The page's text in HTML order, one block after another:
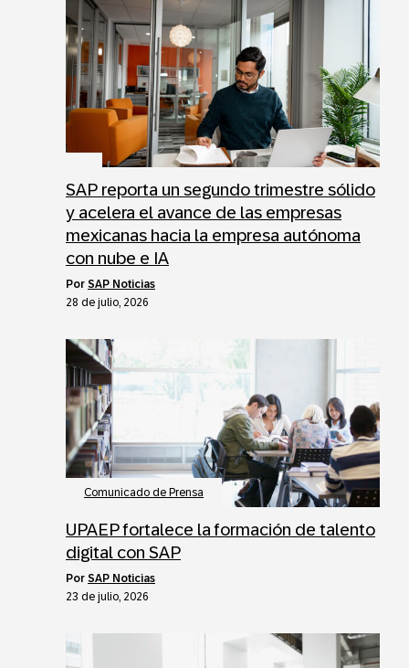
SAP reporta un segundo trimestre sólido
y acelera el avance de las empresas
mexicanas hacia la empresa autónoma
con nube e IA
por SAP Noticias
28 de julio, 2026
Comunicado de Prensa
UPAEP fortalece la formación de talento
digital con SAP
por SAP Noticias
23 de julio, 2026